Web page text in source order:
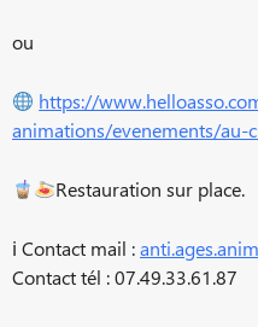
ou
https://
animations/evenements/au-
Restauration sur place.
ℹ Contact mail :
Contact tél : 07.49.33.61.87